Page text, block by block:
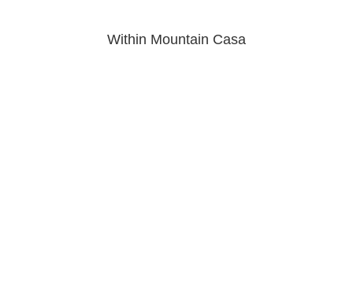
Within Mountain Casa